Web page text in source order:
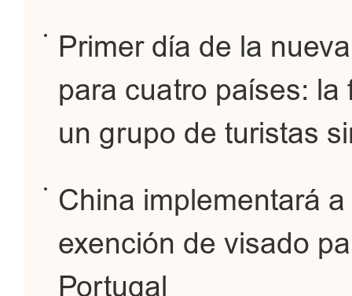
Primer día de la
para cuatro países:
un grupo de turistas
China implementará
exención de visado
Portugal